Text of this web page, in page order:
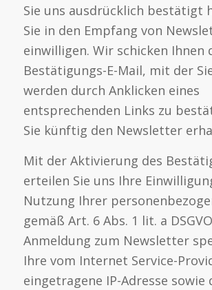
Sie uns ausdrücklich bestätigt
Sie in den Empfang von
einwilligen. Wir schicken Ihnen
Bestätigungs-E-Mail, mit der
werden durch Anklicken eines
entsprechenden Links zu
Sie künftig den Newsletter
Mit der Aktivierung des
erteilen Sie uns Ihre
Nutzung Ihrer
gemäß Art. 6 Abs. 1 lit. a
Anmeldung zum Newsletter
Ihre vom Internet Service-
eingetragene IP-Adresse sowie